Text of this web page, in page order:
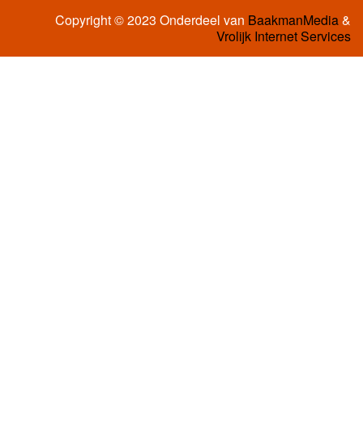
Copyright © 2023 Onderdeel van BaakmanMedia&
Vrolijk Internet Services